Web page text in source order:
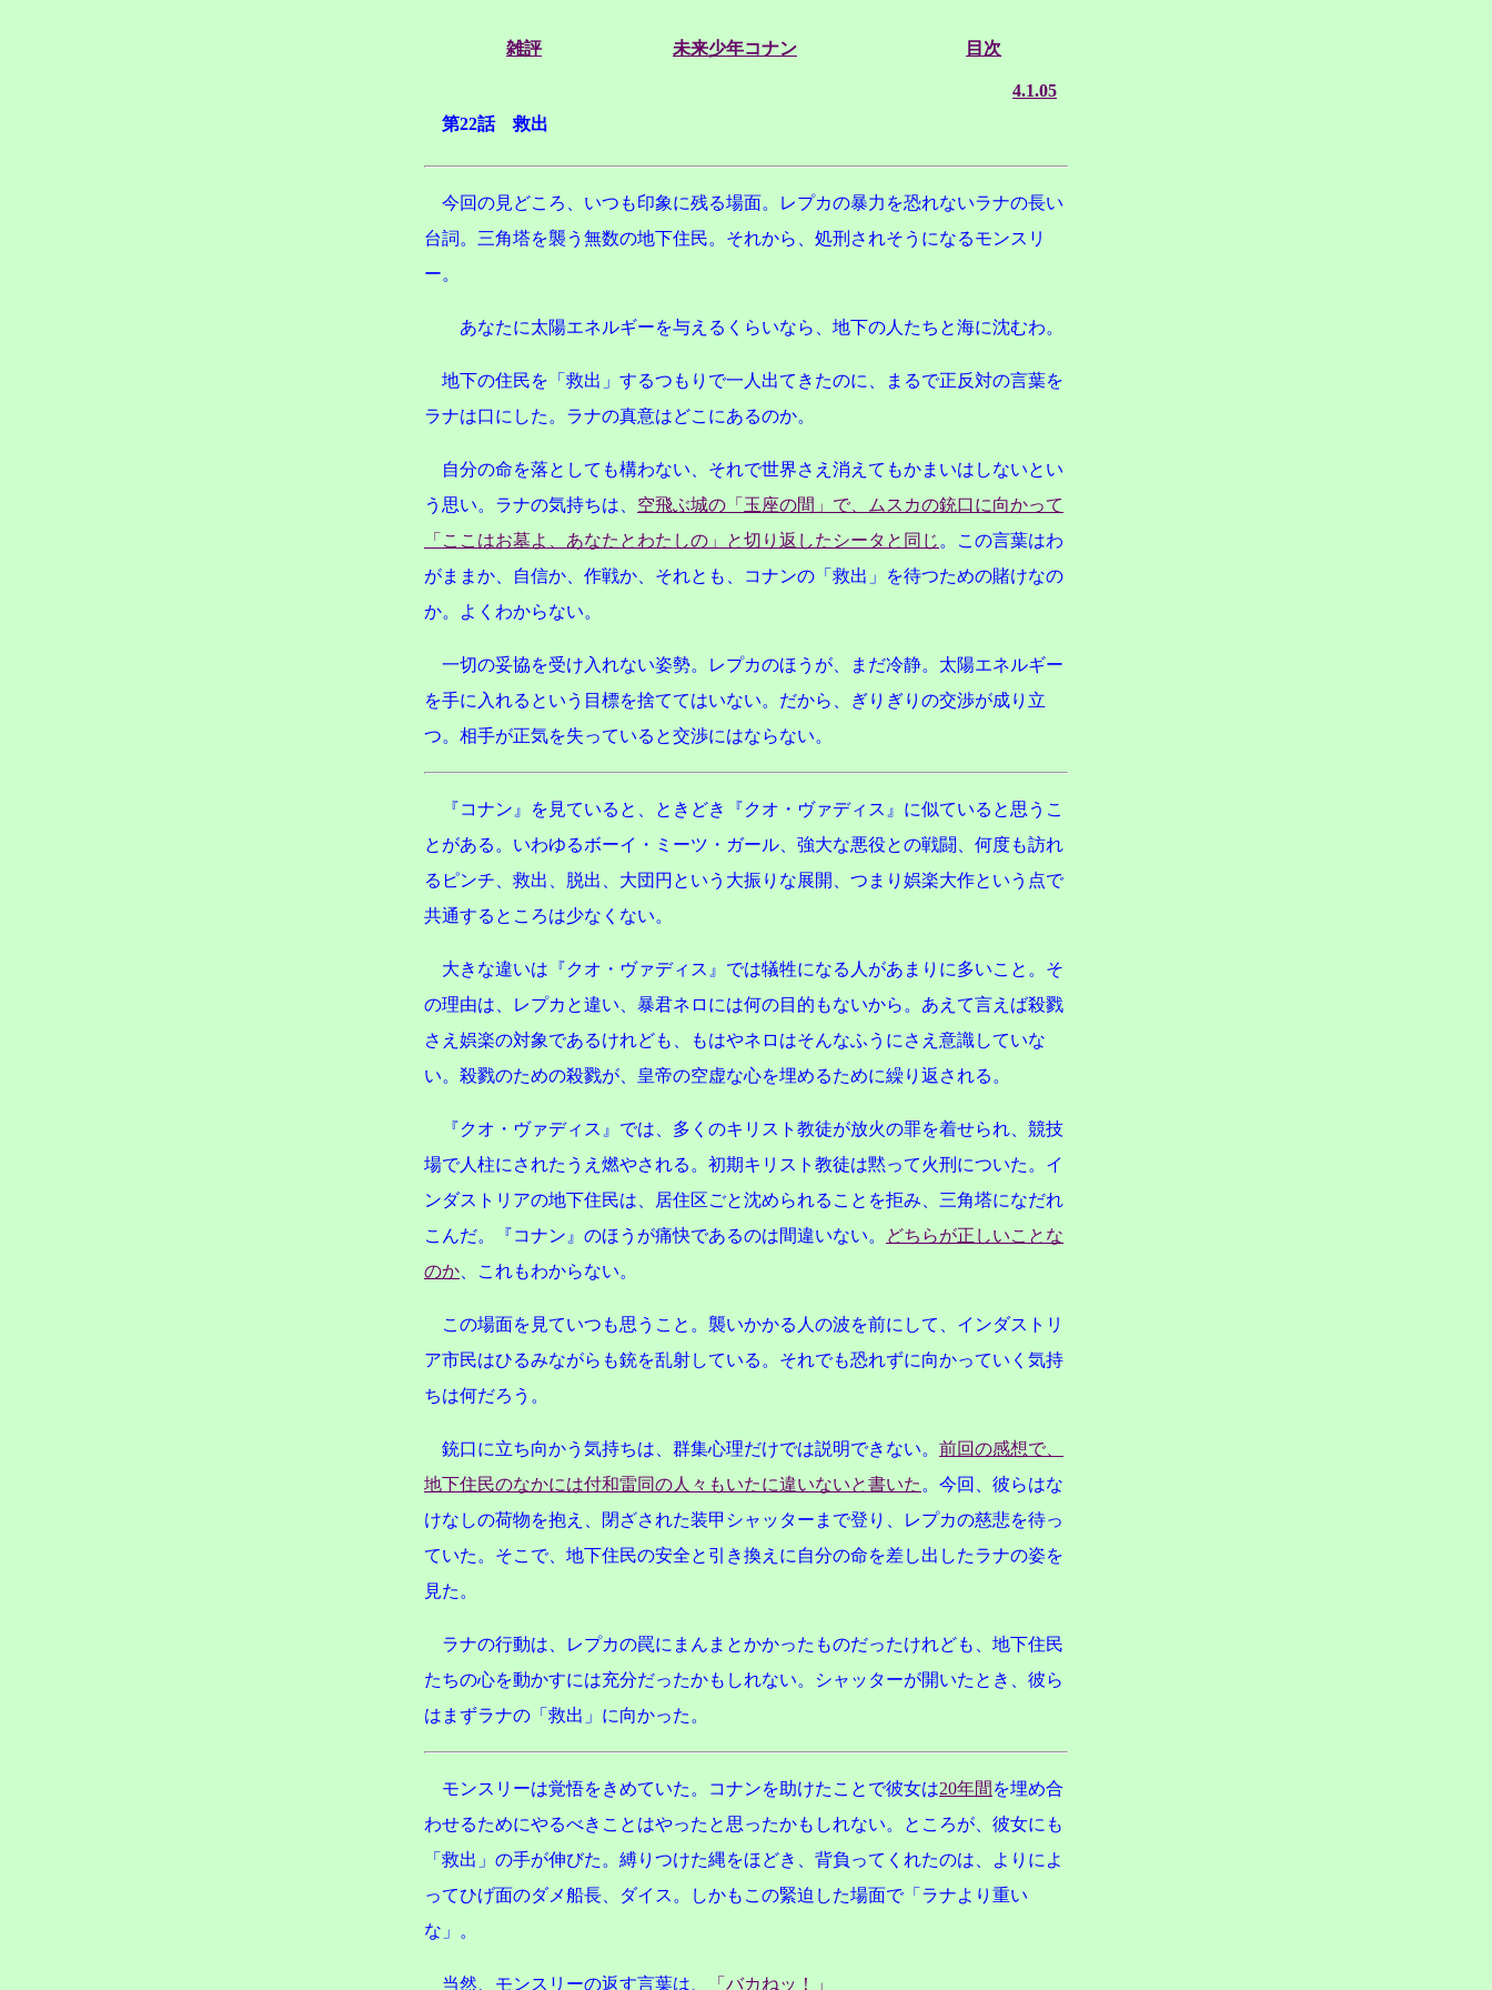
雑評 未来少年コナン 目次
4.1.05
第22話 救出
今回の見どころ、いつも印象に残る場面。レプカの暴力を恐れないラナの長い
台詞。三角塔を襲う無数の地下住民。それから、処刑されそうになるモンスリ
ー。
あなたに太陽エネルギーを与えるくらいなら、地下の人たちと海に沈むわ。
地下の住民を「救出」するつもりで一人出てきたのに、まるで正反対の言葉を
ラナは口にした。ラナの真意はどこにあるのか。
自分の命を落としても構わない、それで世界さえ消えてもかまいはしないとい
う思い。ラナの気持ちは、 空飛ぶ城の「玉座の間」で、ムスカの銃口に向かって
「ここはお墓よ、あなたとわたしの」と切り返したシータと同じ 。この言葉はわ
がままか、自信か、作戦か、それとも、コナンの「救出」を待つための賭けなの
か。よくわからない。
一切の妥協を受け入れない姿勢。レプカのほうが、まだ冷静。太陽エネルギー
を手に入れるという目標を捨ててはいない。だから、ぎりぎりの交渉が成り立
つ。相手が正気を失っていると交渉にはならない。
『コナン』を見ていると、ときどき『クオ・ヴァディス』に似ていると思うこ
とがある。いわゆるボーイ・ミーツ・ガール、強大な悪役との戦闘、何度も訪れ
るピンチ、救出、脱出、大団円という大振りな展開、つまり娯楽大作という点で
共通するところは少なくない。
大きな違いは『クオ・ヴァディス』では犠牲になる人があまりに多いこと。そ
の理由は、レプカと違い、暴君ネロには何の目的もないから。あえて言えば殺戮
さえ娯楽の対象であるけれども、もはやネロはそんなふうにさえ意識していな
い。殺戮のための殺戮が、皇帝の空虚な心を埋めるために繰り返される。
『クオ・ヴァディス』では、多くのキリスト教徒が放火の罪を着せられ、競技
場で人柱にされたうえ燃やされる。初期キリスト教徒は黙って火刑についた。イ
ンダストリアの地下住民は、居住区ごと沈められることを拒み、三角塔になだれ
こんだ。『コナン』のほうが痛快であるのは間違いない。
どちらが正しいことな
のか 、これもわからない。
この場面を見ていつも思うこと。襲いかかる人の波を前にして、インダストリ
ア市民はひるみながらも銃を乱射している。それでも恐れずに向かっていく気持
ちは何だろう。
銃口に立ち向かう気持ちは、群集心理だけでは説明できない。 前回の感想で、
地下住民のなかには付和雷同の人々もいたに違いないと書いた 。今回、彼らはな
けなしの荷物を抱え、閉ざされた装甲シャッターまで登り、レプカの慈悲を待っ
ていた。そこで、地下住民の安全と引き換えに自分の命を差し出したラナの姿を
見た。
ラナの行動は、レプカの罠にまんまとかかったものだったけれども、地下住民
たちの心を動かすには充分だったかもしれない。シャッターが開いたとき、彼ら
はまずラナの「救出」に向かった。
モンスリーは覚悟をきめていた。コナンを助けたことで彼女は20年間 を埋め合
わせるためにやるべきことはやったと思ったかもしれない。ところが、彼女にも
「救出」の手が伸びた。縛りつけた縄をほどき、背負ってくれたのは、よりによ
ってひげ面のダメ船長、ダイス。しかもこの緊迫した場面で「ラナより重い
な」。
当然、モンスリーの返す言葉は、 「バカねッ！」